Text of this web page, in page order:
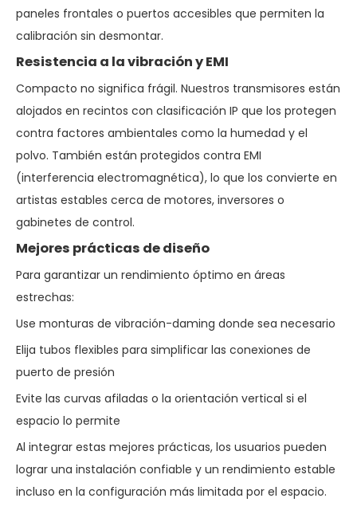
paneles frontales o puertos accesibles que permiten la
calibración sin desmontar.
Resistencia a la vibración y EMI
Compacto no significa frágil. Nuestros transmisores están
alojados en recintos con clasificación IP que los protegen
contra factores ambientales como la humedad y el
polvo. También están protegidos contra EMI
(interferencia electromagnética), lo que los convierte en
artistas estables cerca de motores, inversores o
gabinetes de control.
Mejores prácticas de diseño
Para garantizar un rendimiento óptimo en áreas
estrechas:
Use monturas de vibración-daming donde sea necesario
Elija tubos flexibles para simplificar las conexiones de
puerto de presión
Evite las curvas afiladas o la orientación vertical si el
espacio lo permite
Al integrar estas mejores prácticas, los usuarios pueden
lograr una instalación confiable y un rendimiento estable
incluso en la configuración más limitada por el espacio.